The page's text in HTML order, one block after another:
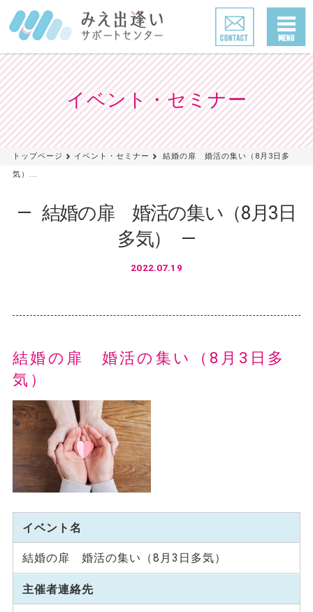
イベント・セミナー
トップページ イベント・セミナー
結婚の扉 婚活の集い（8月3日多
気）...
結婚の扉 婚活の集い（8月3日
多気）
2022.07.19
結婚の扉 婚活の集い（8月3日多
気）
イベント名
結婚の扉 婚活の集い（8月3日多気）
主催者連絡先